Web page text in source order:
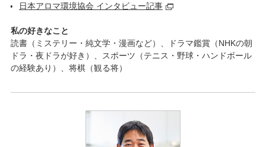
日本アロマ環境協会 インタビュー記事
私の好きなこと
読書（ミステリー・純文学・漫画など）、ドラマ鑑賞（NHKの朝
ドラ・夜ドラが好き）、スポーツ（テニス・野球・ハンドボール
の経験あり）、将棋（観る将）